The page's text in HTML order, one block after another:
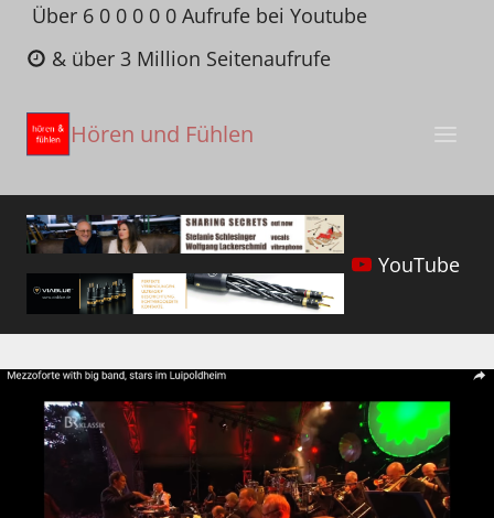
Zum
Inhalt
springen
Über 6 0 0 0 0 0 Aufrufe bei Youtube
& über 3 Million Seitenaufrufe
Hören und Fühlen
YouTube